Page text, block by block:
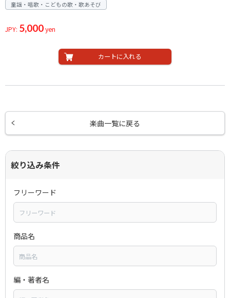
童謡・唱歌・こどもの歌・歌あそび
JPY: 5,000yen
カートに入れる
楽曲一覧に戻る
絞り込み条件
フリーワード
商品名
編・著者名